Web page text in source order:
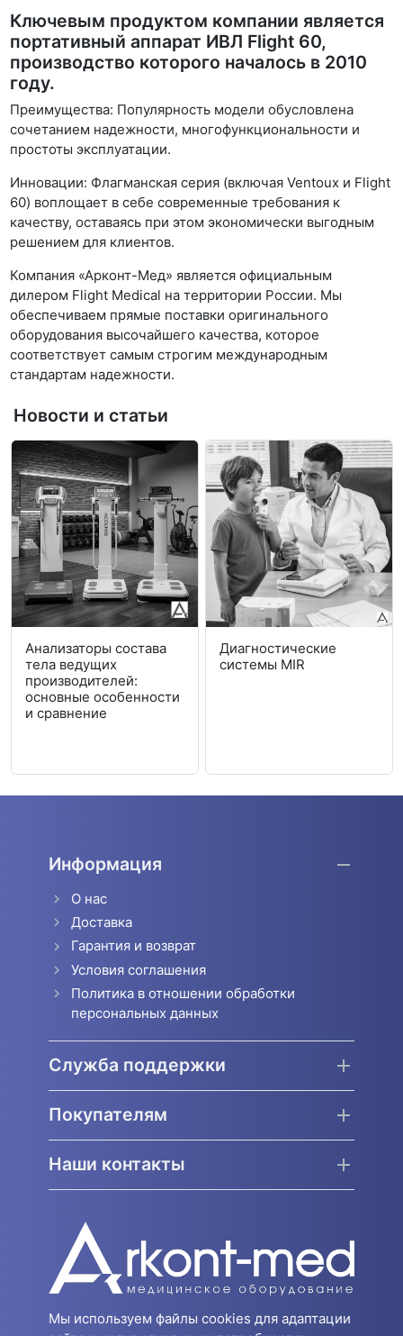
Ключевым продуктом компании является
портативный аппарат ИВЛ Flight 60,
производство которого началось в 2010
году.
Преимущества: Популярность модели обусловлена
сочетанием надежности, многофункциональности и
простоты эксплуатации.
Инновации: Флагманская серия (включая Ventoux и Flight
60) воплощает в себе современные требования к
качеству, оставаясь при этом экономически выгодным
решением для клиентов.
Компания «Арконт-Мед» является официальным
дилером Flight Medical на территории России. Мы
обеспечиваем прямые поставки оригинального
оборудования высочайшего качества, которое
соответствует самым строгим международным
стандартам надежности.
Новости и статьи
Анализаторы состава
тела ведущих
производителей:
основные особенности
и сравнение
Диагностические
системы MIR
Информация
О нас
Доставка
Гарантия и возврат
Условия соглашения
Политика в отношении обработки
персональных данных
Служба поддержки
Покупателям
Наши контакты
Мы используем файлы cookies для адаптации